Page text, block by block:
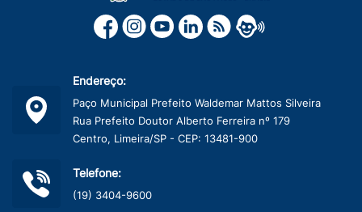
Endereço:
Paço Municipal Prefeito Waldemar Mattos Silveira
Rua Prefeito Doutor Alberto Ferreira nº 179
Centro, Limeira/SP - CEP: 13481-900
Telefone:
(19) 3404-9600